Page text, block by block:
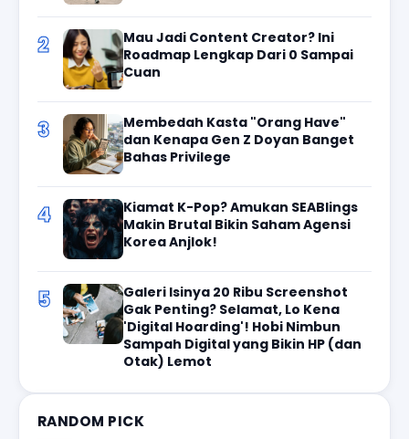
2
Mau Jadi Content Creator? Ini
Roadmap Lengkap Dari 0 Sampai
Cuan
3
Membedah Kasta "Orang Have"
dan Kenapa Gen Z Doyan Banget
Bahas Privilege
4
Kiamat K-Pop? Amukan SEABlings
Makin Brutal Bikin Saham Agensi
Korea Anjlok!
5
Galeri Isinya 20 Ribu Screenshot
Gak Penting? Selamat, Lo Kena
'Digital Hoarding'! Hobi Nimbun
Sampah Digital yang Bikin HP (dan
Otak) Lemot
RANDOM PICK